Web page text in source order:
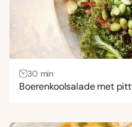
30 min
Boerenkoolsalade met